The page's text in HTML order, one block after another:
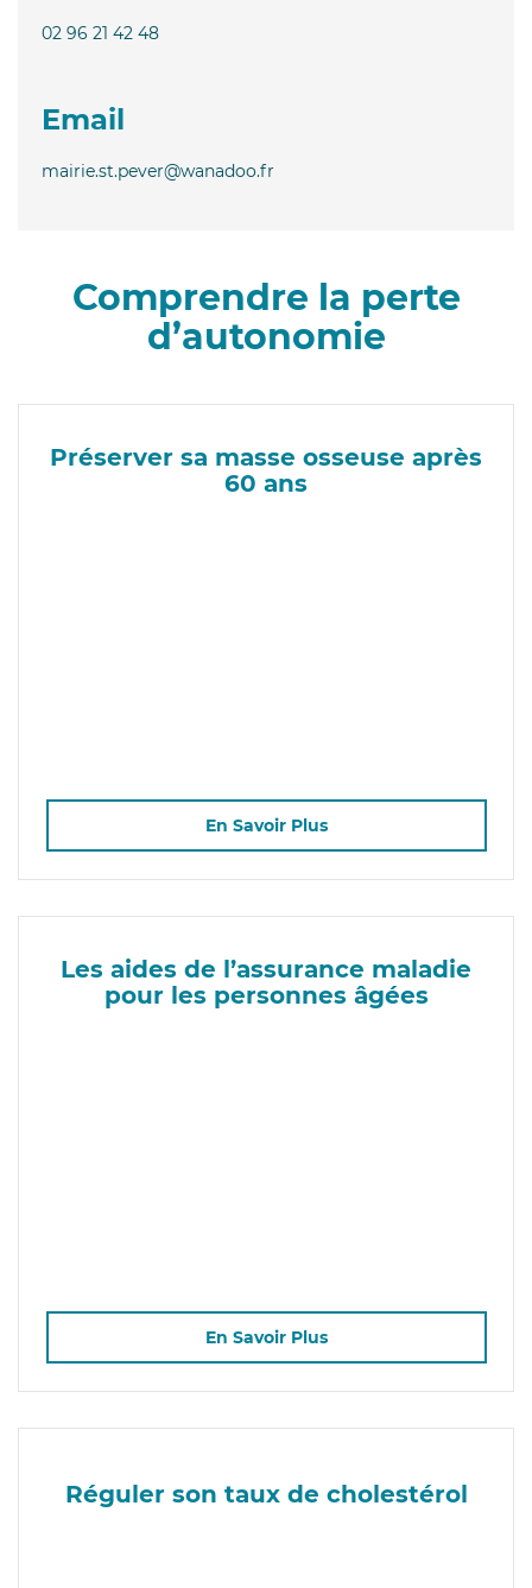
02 96 21 42 48
Email
mairie.st.pever@wanadoo.fr
Comprendre la perte
d’autonomie
Préserver sa masse osseuse après
60 ans
En Savoir Plus
Les aides de l’assurance maladie
pour les personnes âgées
En Savoir Plus
Réguler son taux de cholestérol